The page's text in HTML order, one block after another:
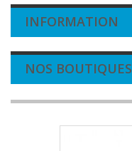
INFORMATION
NOS BOUTIQUES